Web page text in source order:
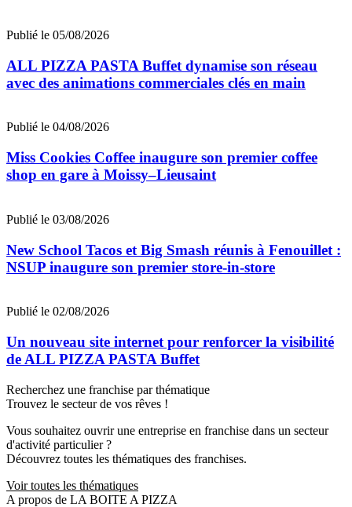
Publié le 05/08/2026
ALL PIZZA PASTA Buffet dynamise son réseau
avec des animations commerciales clés en main
Publié le 04/08/2026
Miss Cookies Coffee inaugure son premier coffee
shop en gare à Moissy–Lieusaint
Publié le 03/08/2026
New School Tacos et Big Smash réunis à Fenouillet :
NSUP inaugure son premier store-in-store
Publié le 02/08/2026
Un nouveau site internet pour renforcer la visibilité
de ALL PIZZA PASTA Buffet
Recherchez une franchise par thématique
Trouvez le secteur de vos rêves !
Vous souhaitez ouvrir une entreprise en franchise dans un secteur
d'activité particulier ?
Découvrez toutes les thématiques des franchises.
Voir toutes les thématiques
A propos de LA BOITE A PIZZA